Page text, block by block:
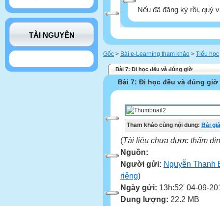
TÀI NGUYÊN
Nếu đã đăng ký rồi, quý
Gốc > Bài e-Learning tham khảo > Tiểu học
Bài 7: Đi học đều và đúng giờ
Bài 7: Đi học đều và đúng giờ
Tham khảo cùng nội dung: Bài
(Tài liệu chưa được thẩm
Nguồn:
Người gửi: Nguyễn Thanh
riêng)
Ngày gửi: 13h:52' 04-09-
Dung lượng: 22.2 MB